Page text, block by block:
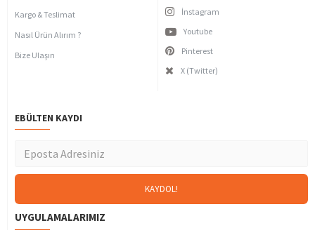
Kargo & Teslimat
Nasıl Ürün Alırım ?
Bize Ulaşın
İnstagram
Youtube
Pinterest
X (Twitter)
EBÜLTEN KAYDI
UYGULAMALARIMIZ